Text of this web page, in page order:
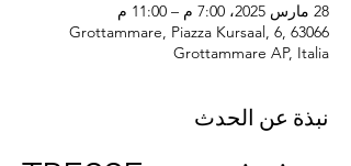
28 مارس 2025، 7:00 م – 11:00 م
Grottammare, Piazza Kursaal, 6, 63066
Grottammare AP, Italia
نبذة عن الحدث